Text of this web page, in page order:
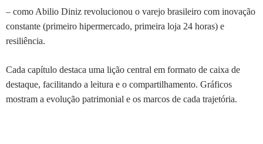
– como Abilio Diniz revolucionou o varejo brasileiro com inovação
constante (primeiro hipermercado, primeira loja 24 horas) e
resiliência.
Cada capítulo destaca uma lição central em formato de caixa de
destaque, facilitando a leitura e o compartilhamento. Gráficos
mostram a evolução patrimonial e os marcos de cada trajetória.